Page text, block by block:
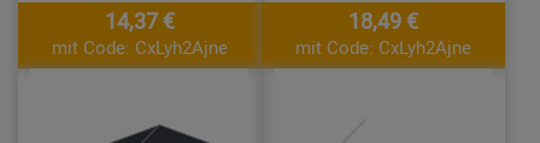
14,37 €
mit Code: CxLyh2Ajne
18,49 €
mit Code: CxLyh2Ajne